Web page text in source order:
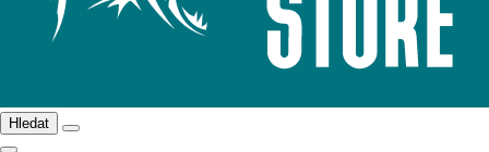
Hledat